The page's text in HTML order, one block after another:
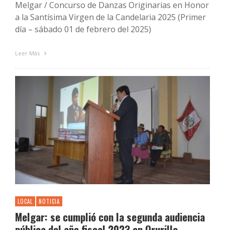
Melgar / Concurso de Danzas Originarias en Honor
a la Santísima Virgen de la Candelaria 2025 (Primer
día – sábado 01 de febrero del 2025)
Leer Más
LOCAL NOTICIA
Melgar: se cumplió con la segunda audiencia